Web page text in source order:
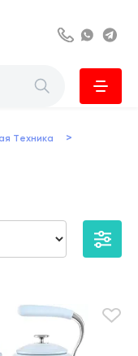
8 800 222 63
Техника >